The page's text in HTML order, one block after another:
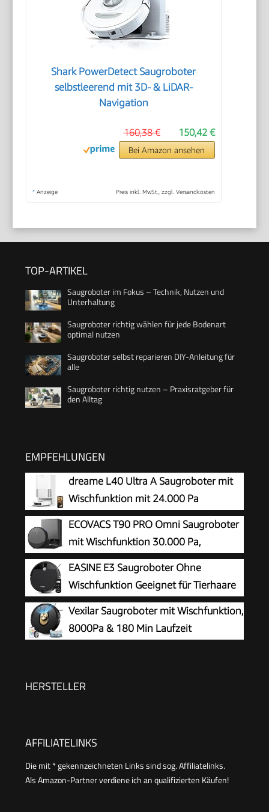
Shark PowerDetect Saugroboter
selbstleerend mit 3D- & LiDAR-
Navigation
150,42 €
160,38 €
Bei Amazon ansehen
* Anzeige Preis inkl. MwSt., zzgl. Versandkosten
TOP-ARTIKEL
Saugroboter im Fokus – Technik, Nutzen und
Unterhaltung
Saugroboter richtig wählen für jede Bodenart
optimal nutzen
Saugroboter selbst reparieren DIY-Anleitung für
alle
Saugroboter richtig nutzen – Praxisratgeber für
den Alltag
EMPFEHLUNGEN
dreame L40 Ultra A Saugroboter mit
Wischfunktion mit 24.000 Pa
Saugkraft
ECOVACS T90 PRO Omni Saugroboter
mit Wischfunktion 30.000 Pa,
PowerBoost
EASINE E3 Saugroboter Ohne
Wischfunktion Geeignet für Tierhaare
Hartböden
Vexilar Saugroboter mit Wischfunktion,
8000Pa & 180 Min Laufzeit
App/Alexa/iWatch Steuerung, Ideal für Tierhaare
HERSTELLER
AFFILIATELINKS
Die mit * gekennzeichneten Links sind sog. Affiliatelinks.
Als Amazon-Partner verdiene ich an qualifizierten Käufen!